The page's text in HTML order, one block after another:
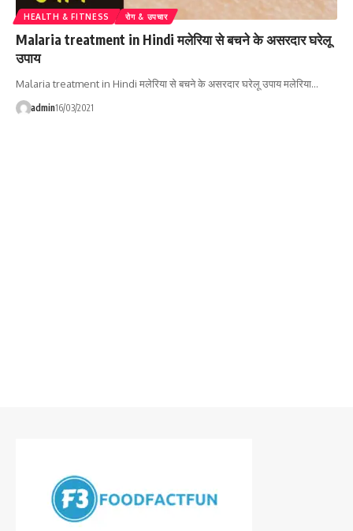
HEALTH & FITNESS रोग & उपचार
Malaria treatment in Hindi मलेरिया से बचने के असरदार घरेलू
उपाय
Malaria treatment in Hindi मलेरिया से बचने के असरदार घरेलू उपाय मलेरिया…
admin16/03/2021